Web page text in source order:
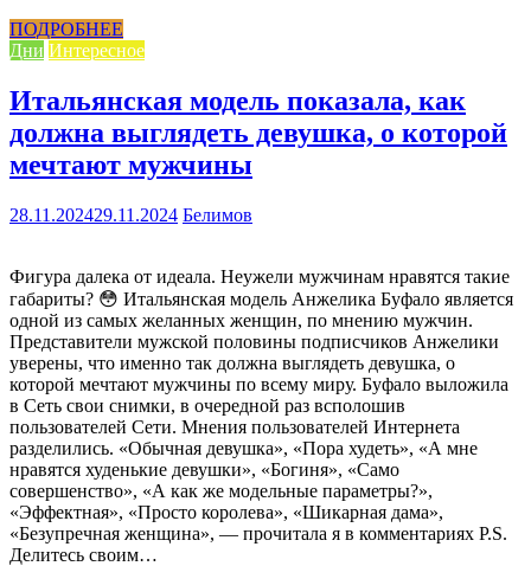
ПОДРОБНЕЕ
Дни Интересное
Итальянская модель показала, как
должна выглядеть девушка, о которой
мечтают мужчины
28.11.202429.11.2024 Белимов
Фигура далека от идеала. Неужели мужчинам нравятся такие
габариты? 😳 Итальянская модель Анжелика Буфало является
одной из самых желанных женщин, по мнению мужчин.
Представители мужской половины подписчиков Анжелики
уверены, что именно так должна выглядеть девушка, о
которой мечтают мужчины по всему миру. Буфало выложила
в Сеть свои снимки, в очередной раз всполошив
пользователей Сети. Мнения пользователей Интернета
разделились. «Обычная девушка», «Пора худеть», «А мне
нравятся худенькие девушки», «Богиня», «Само
совершенство», «А как же модельные параметры?»,
«Эффектная», «Просто королева», «Шикарная дама»,
«Безупречная женщина», — прочитала я в комментариях P.S.
Делитесь своим…